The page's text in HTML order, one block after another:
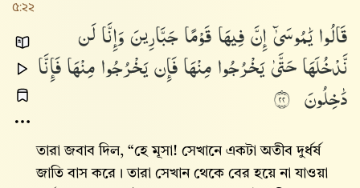
৫:২২
قَالُوا۟يَٰمُوسَىٰٓإِنَّفِيهَاقَوْمًاجَبَّارِينَوَإِنَّالَن
نَّدْخُلَهَاحَتَّىٰيَخْرُجُوا۟مِنْهَافَإِنيَخْرُجُوا۟مِنْهَافَإِنَّا
دَٰخِلُونَ ٢٢
তারা জবাব দিল, “হে মূসা! সেখানে একটা অতীব দুর্ধর্ষ
জাতি বাস করে। তারা সেখান থেকে বের হয়ে না যাওয়া